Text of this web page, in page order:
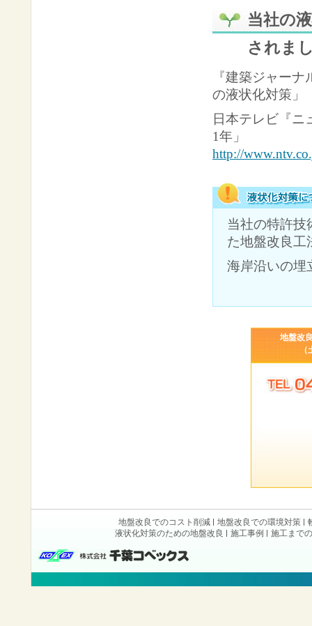
当社の
されま
『建築ジャー
の液状化対策」
日本テレビ『
1年」
http://
当社の特許技
た地盤改良工
海岸沿いの埋
地盤改
（
地盤改良でのコスト削減 地盤改良での環境対策
液状化対策のための地盤改良
施工事例 施工まで